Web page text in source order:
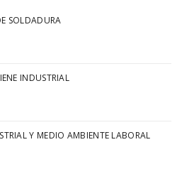
SOLDADURA
INDUSTRIAL
Y MEDIO AMBIENTE LABORAL